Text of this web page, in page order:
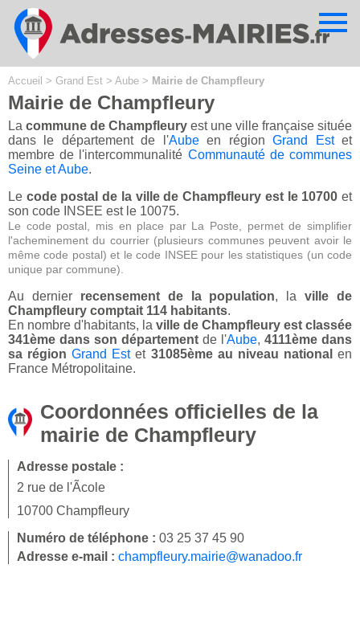
Accueil > Grand Est > Aube > Mairie de Champfleury
Mairie de Champfleury
La commune de Champfleury est une ville française située
dans le département de l'Aubeen régionGrand Estet
membre de l'intercommunalité Communauté de communes
Seine et Aube.
Le code postal de la ville de Champfleury est le 10700 et
son code INSEE est le 10075.
Le code postal, mis en place par La Poste, permet de simplifier
l'acheminement du courrier (plusieurs communes peuvent avoir le
même code postal) et le code INSEE pour les statistiques (un code
unique par commune).
Au dernier recensement de la population, laville de
Champfleury comptait 114 habitants.
En nombre d'habitants, la ville de Champfleury est classée
341ème dans son département de l'Aube, 4111ème dans
sa région Grand Estet 31085ème au niveau national en
France Métropolitaine.
Coordonnées officielles de la
mairie de Champfleury
Adresse postale :
2 rue de l'Ãcole
10700 Champfleury
Numéro de téléphone : 03 25 37 45 90
Adresse e-mail : champfleury.mairie@wanadoo.fr
Cookies management panel